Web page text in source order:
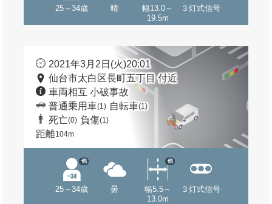
25～34歳 晴
幅13.0～
19.5m
３灯式信号
2021年3月2日(火)20:01
仙台市太白区長町五丁目 付近
車両相互 小破事故
普通乗用車(1) 自転車(1)
死亡(0) 負傷(1)
距離104m
25～34歳
他
曇
幅5.5～
13.0m
他
３灯式信号